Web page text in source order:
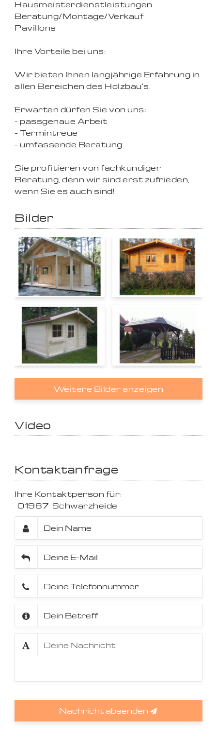
Hausmeisterdienstleistungen
Beratung/Montage/Verkauf
Pavillons
Ihre Vorteile bei uns:
Wir bieten Ihnen langjährige Erfahrung in
allen Bereichen des Holzbau's.
Erwarten dürfen Sie von uns:
- passgenaue Arbeit
- Termintreue
- umfassende Beratung
Sie profitieren von fachkundiger
Beratung, denn wir sind erst zufrieden,
wenn Sie es auch sind!
Bilder
Weitere Bilder anzeigen
Video
Kontaktanfrage
Ihre Kontaktperson für:
01987 Schwarzheide
Nachricht absenden